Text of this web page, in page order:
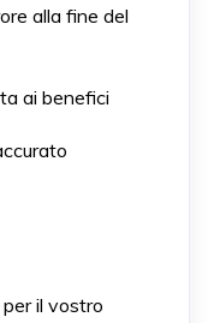
alla fine del
ai benefici
il vostro